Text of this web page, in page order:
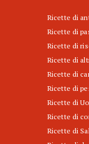
Ricette di
Ricette di
Ricette di
Ricette di
Ricette di
Ricette di
Ricette di
Ricette di
Ricette di